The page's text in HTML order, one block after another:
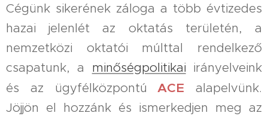
Cégünk sikerének záloga a több évtizedes
hazai jelenlét az oktatás területén, a
nemzetközi oktatói múlttal rendelkező
csapatunk, a minőségpolitikai irányelveink
és az ügyfélközpontú
ACE alapelvünk.
Jöjjön el hozzánk és ismerkedjen meg az